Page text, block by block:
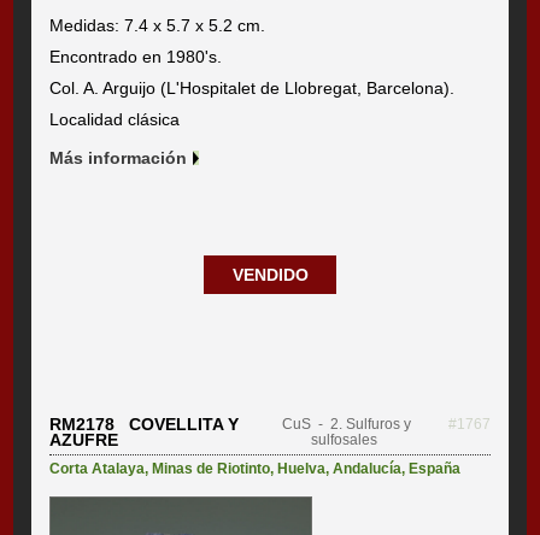
Medidas: 7.4 x 5.7 x 5.2 cm.
Encontrado en 1980's.
Col. A. Arguijo (L'Hospitalet de Llobregat, Barcelona).
Localidad clásica
Más información
VENDIDO
RM2178 COVELLITA Y
AZUFRE
CuS - 2. Sulfuros y
sulfosales
#1767
Corta Atalaya, Minas de Riotinto, Huelva,Andalucía, España